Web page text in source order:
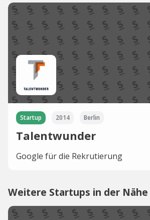
Startup 2014 Berlin
Talentwunder
Google für die Rekrutierung
Weitere Startups in der